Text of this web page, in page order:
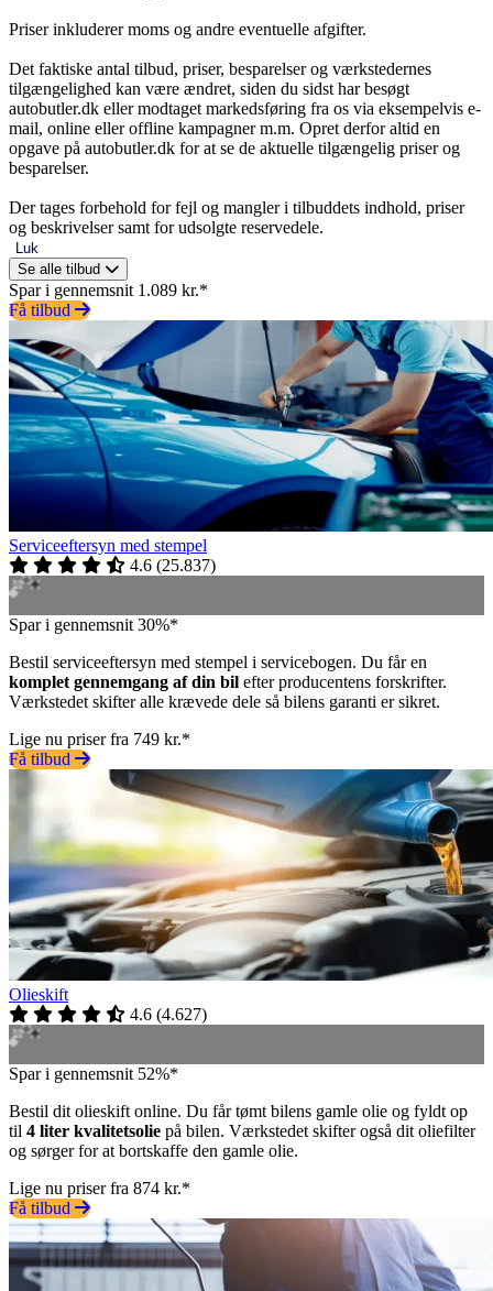
Priser inkluderer moms og andre eventuelle afgifter.
Det faktiske antal tilbud, priser, besparelser og værkstedernes
tilgængelighed kan være ændret, siden du sidst har besøgt
autobutler.dk eller modtaget markedsføring fra os via eksempelvis e-
mail, online eller offline kampagner m.m. Opret derfor altid en
opgave på autobutler.dk for at se de aktuelle tilgængelig priser og
besparelser.
Der tages forbehold for fejl og mangler i tilbuddets indhold, priser
og beskrivelser samt for udsolgte reservedele.
Luk
Se alle tilbud
Spar i gennemsnit 1.089 kr.*
Få tilbud
Serviceeftersyn med stempel
4.6 (25.837)
Spar i gennemsnit 30%*
Bestil serviceeftersyn med stempel i servicebogen. Du får en
komplet gennemgang af din bil efter producentens forskrifter.
Værkstedet skifter alle krævede dele så bilens garanti er sikret.
Lige nu priser fra 749 kr.*
Få tilbud
Olieskift
4.6 (4.627)
Spar i gennemsnit 52%*
Bestil dit olieskift online. Du får tømt bilens gamle olie og fyldt op
til 4 liter kvalitetsolie på bilen. Værkstedet skifter også dit oliefilter
og sørger for at bortskaffe den gamle olie.
Lige nu priser fra 874 kr.*
Få tilbud